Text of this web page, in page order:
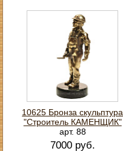
10625 Бронза скульптура
"Строитель КАМЕНЩИК"
арт. 88
7000 руб.